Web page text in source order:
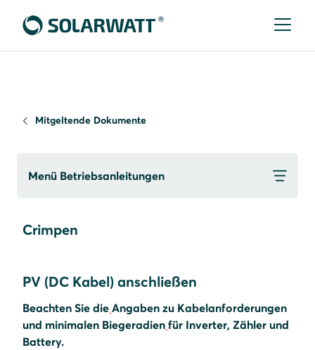
Mitgeltende Dokumente
Menü Betriebsanleitungen
Crimpen
PV (DC Kabel) anschließen
Beachten Sie die Angaben zu Kabelanforderungen
und minimalen Biegeradien für Inverter, Zähler und
Battery.